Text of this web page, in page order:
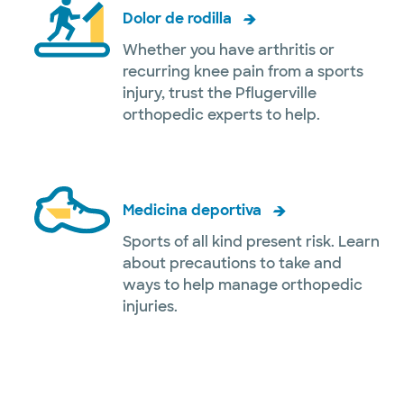
Dolor de rodilla
Whether you have arthritis or
recurring knee pain from a sports
injury, trust the Pflugerville
orthopedic experts to help.
Medicina deportiva
Sports of all kind present risk. Learn
about precautions to take and
ways to help manage orthopedic
injuries.